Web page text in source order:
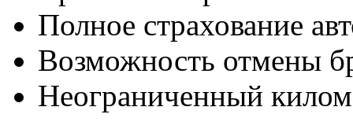
Полное страхование
Возможность отмены
Неограниченный